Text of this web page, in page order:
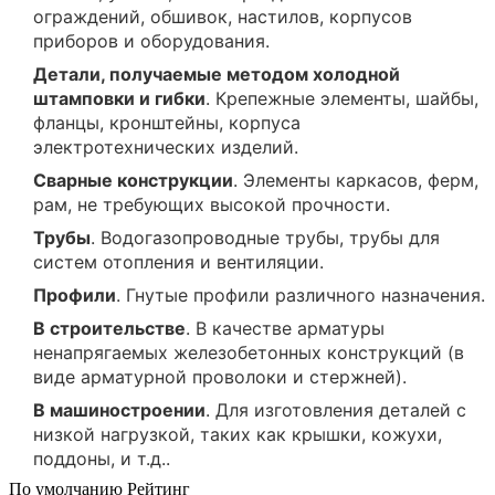
ограждений, обшивок, настилов, корпусов
приборов и оборудования.
Детали, получаемые методом холодной
штамповки и гибки. Крепежные элементы, шайбы,
фланцы, кронштейны, корпуса
электротехнических изделий.
Сварные конструкции. Элементы каркасов, ферм,
рам, не требующих высокой прочности.
Трубы. Водогазопроводные трубы, трубы для
систем отопления и вентиляции.
Профили. Гнутые профили различного назначения.
В строительстве. В качестве арматуры
ненапрягаемых железобетонных конструкций (в
виде арматурной проволоки и стержней).
В машиностроении. Для изготовления деталей с
низкой нагрузкой, таких как крышки, кожухи,
поддоны, и т.д..
По умолчанию Рейтинг